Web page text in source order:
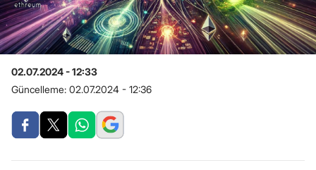
02.07.2024 - 12:33
Güncelleme: 02.07.2024 - 12:36